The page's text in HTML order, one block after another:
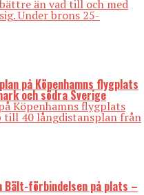
än vad till och med
Under brons 25-
på Köpenhamns flygplats
och södra Sverige
Köpenhamns flygplats
till 40 långdistansplan från
Bält-förbindelsen på plats –